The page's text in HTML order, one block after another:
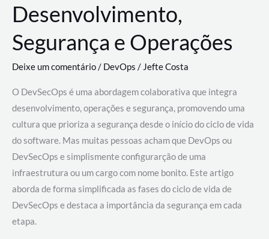
Desenvolvimento,
Segurança e Operações
Deixe um comentário/ DevOps /Jefte Costa
O DevSecOps é uma abordagem colaborativa que integra
desenvolvimento, operações e segurança, promovendo uma
cultura que prioriza a segurança desde o início do ciclo de vida
do software. Mas muitas pessoas acham que DevOps ou
DevSecOps e simplismente configurarção de uma
infraestrutura ou um cargo com nome bonito. Este artigo
aborda de forma simplificada as fases do ciclo de vida de
DevSecOps e destaca a importância da segurança em cada
etapa.